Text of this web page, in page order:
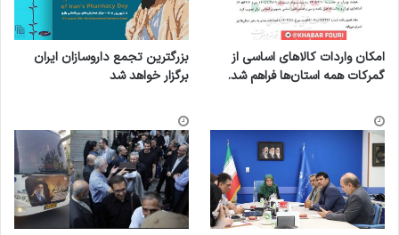
روشنگری 1
روشنگری 2
کپی لینک
امکان واردات کالاهای اساسی از
گمرکات همه استان‌ها فراهم شد.
بزرگترین تجمع داروسازان ایران
برگزار خواهد شد